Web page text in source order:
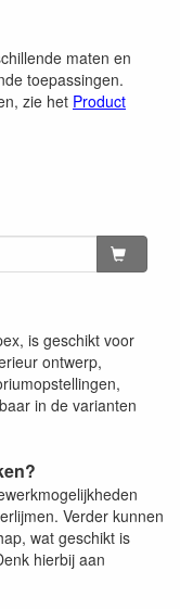
maten en
toepassingen.
zie het Product
is geschikt voor
ontwerp,
in de varianten
Verder kunnen
wat geschikt is
hierbij aan